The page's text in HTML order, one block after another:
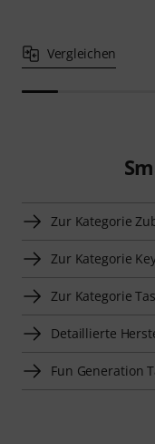
Vergleichen
Zur Kategorie
Zur Kategorie
Zur Kategorie
Detaillierte
Fun Generation